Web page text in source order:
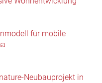
für mobile
Neubauprojekt in